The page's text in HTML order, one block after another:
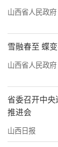
山西省人民政府
雪融春至 蝶
山西省人民政府
省委召开中
推进会
山西日报